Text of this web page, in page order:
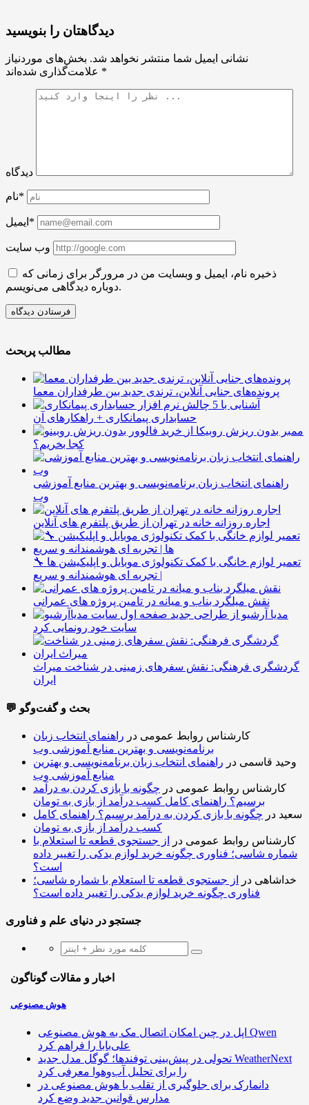
دیدگاهتان را بنویسید
نشانی ایمیل شما منتشر نخواهد شد. بخش‌های موردنیاز
*
دیدگاه
نام*
ایمیل*
وب سایت
ذخیره نام، ایمیل و وبسایت من در مرورگر برای زمانی که
دوباره دیدگاهی می‌نویسم.
مطالب پربحث
پرونده‌های جنایی آنلاین، ترندی جدید بین طرفداران معما
آشنایی با 5 چالش
حسابداری پیمانکاری + راهکارهای آن
ممبر بدون ریزش روبیکا از
کجا بخریم؟
راهنمای انتخاب زبان برنامه‌نویسی و بهترین منابع آموزشی
وب
اجاره روزانه خانه در تهران از طریق پلتفرم های آنلاین
🔧 تعمیر لوازم خانگی با کمک تکنولوژی موبایل و اپلیکیشن ها
| تجربه ای هوشمندانه و سریع
نقش میلگرد بناب و میانه در تامین پروژه های عمرانی
مدیا آرشیو از طراحی جدید
سایت خود رونمایی کرد
گردشگری فرهنگی: نقش سفرهای زمینی در شناخت میراث
ایران
💬 بحث و گفت‌وگو
کارشناس روابط عمومی در راهنمای انتخاب زبان
برنامه‌نویسی و بهترین منابع آموزشی وب
وحید قاسمی در راهنمای انتخاب زبان برنامه‌نویسی و بهترین
منابع آموزشی وب
کارشناس روابط عمومی در چگونه با بازی کردن به درآمد
برسیم؟ راهنمای کامل کسب درآمد از بازی به تومان
سعید در چگونه با بازی کردن به درآمد برسیم؟ راهنمای کامل
کسب درآمد از بازی به تومان
کارشناس روابط عمومی در
از جستجوی قطعه تا استعلام با
شماره شاسی؛ فناوری چگونه خرید لوازم یدکی را تغییر داده
است؟
خداشاهی در
از جستجوی قطعه تا استعلام با شماره شاسی؛
فناوری چگونه خرید لوازم یدکی را تغییر داده است؟
جستجو در دنیای علم و فناوری
اخبار و مقالات گوناگون
هوش مصنوعی
اپل در چین امکان اتصال مک به هوش مصنوعی Qwen
علی‌بابا را فراهم کرد
تحولی در پیش‌بینی توفندها؛ گوگل مدل جدید WeatherNext
را برای تحلیل آب‌وهوا معرفی کرد
دانمارک برای جلوگیری از تقلب با هوش مصنوعی در
مدارس قوانین جدید وضع کرد